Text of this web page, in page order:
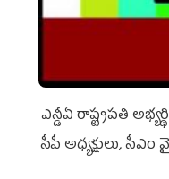
ఎన్డీఏ రాష్ట్ర‌ప‌తి
సీపీ అధ్య‌క్షులు,